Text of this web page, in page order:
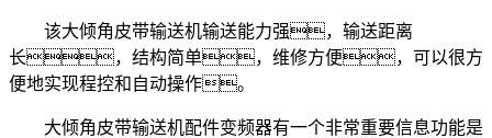
该大倾角皮带输送机输送能力强，输送距离
长，结构简单，维修方便，可以很方
便地实现程控和自动操作。
大倾角皮带输送机配件变频器有一个非常重要信息功能是